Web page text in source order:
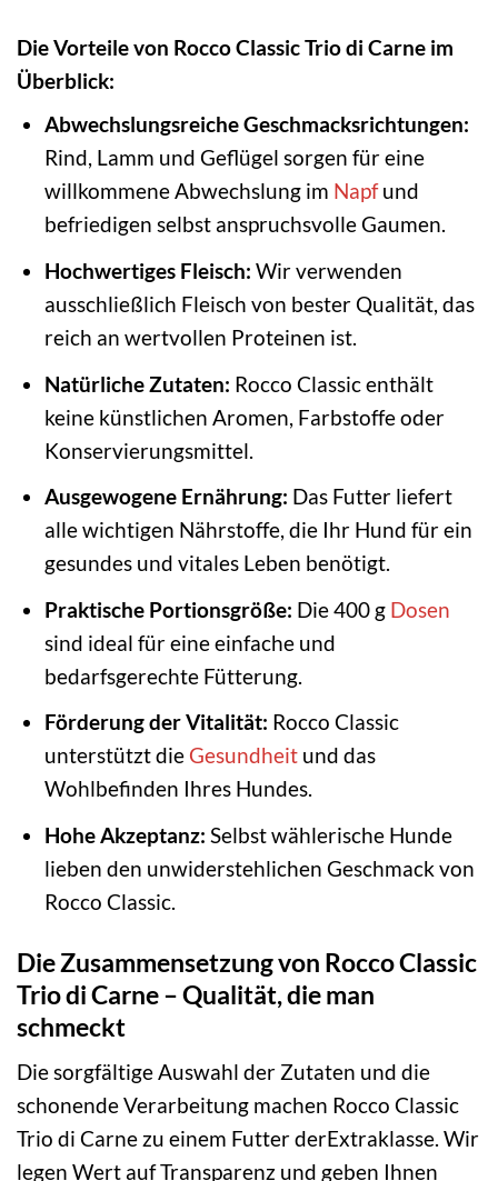
Die Vorteile von Rocco Classic Trio di Carne im
Überblick:
Abwechslungsreiche Geschmacksrichtungen:
Rind, Lamm und Geflügel sorgen für eine
willkommene Abwechslung im Napfund
befriedigen selbst anspruchsvolle Gaumen.
Hochwertiges Fleisch: Wir verwenden
ausschließlich Fleisch von bester Qualität, das
reich an wertvollen Proteinen ist.
Natürliche Zutaten: Rocco Classic enthält
keine künstlichen Aromen, Farbstoffe oder
Konservierungsmittel.
Ausgewogene Ernährung: Das Futter liefert
alle wichtigen Nährstoffe, die Ihr Hund für ein
gesundes und vitales Leben benötigt.
Praktische Portionsgröße: Die 400 g Dosen
sind ideal für eine einfache und
bedarfsgerechte Fütterung.
Förderung der Vitalität: Rocco Classic
unterstützt die Gesundheitund das
Wohlbefinden Ihres Hundes.
Hohe Akzeptanz: Selbst wählerische Hunde
lieben den unwiderstehlichen Geschmack von
Rocco Classic.
Die Zusammensetzung von Rocco Classic
Trio di Carne – Qualität, die man
schmeckt
Die sorgfältige Auswahl der Zutaten und die
schonende Verarbeitung machen Rocco Classic
Trio di Carne zu einem Futter derExtraklasse. Wir
legen Wert auf Transparenz und geben Ihnen